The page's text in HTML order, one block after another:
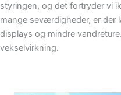
styringen, og det fortryder vi
mange seværdigheder, er
displays og mindre
vekselvirkning.